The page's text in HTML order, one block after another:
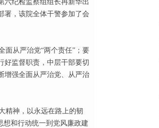
六纪检监察组组长冉新华出
署，该院全体干警参加了会
从严治党“两个责任”；要
好监督职责，中层干部要切
增强全面从严治党、从严治
精神，以永远在路上的韧
想和行动统一到党风廉政建